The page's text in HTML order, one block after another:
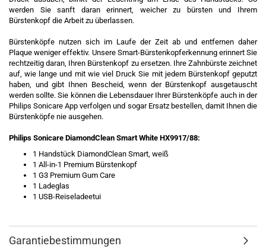
werden Sie sanft daran erinnert, weicher zu bürsten und Ihrem
Bürstenkopf die Arbeit zu überlassen.
Bürstenköpfe nutzen sich im Laufe der Zeit ab und entfernen daher
Plaque weniger effektiv. Unsere Smart-Bürstenkopferkennung erinnert Sie
rechtzeitig daran, Ihren Bürstenkopf zu ersetzen. Ihre Zahnbürste zeichnet
auf, wie lange und mit wie viel Druck Sie mit jedem Bürstenkopf geputzt
haben, und gibt Ihnen Bescheid, wenn der Bürstenkopf ausgetauscht
werden sollte. Sie können die Lebensdauer Ihrer Bürstenköpfe auch in der
Philips Sonicare App verfolgen und sogar Ersatz bestellen, damit Ihnen die
Bürstenköpfe nie ausgehen.
Philips Sonicare DiamondClean Smart White HX9917/88:
1 Handstück DiamondClean Smart, weiß
1 All-in-1 Premium Bürstenkopf
1 G3 Premium Gum Care
1 Ladeglas
1 USB-Reiseladeetui
Garantiebestimmungen